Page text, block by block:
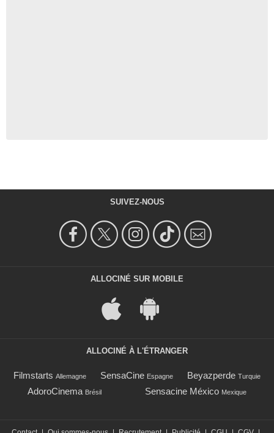
SUIVEZ-NOUS
ALLOCINÉ SUR MOBILE
ALLOCINÉ À L'ÉTRANGER
Filmstarts Allemagne SensaCine Espagne Beyazperde Turquie
AdoroCinema Brésil Sensacine México Mexique